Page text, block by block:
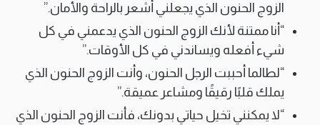
الزوج الحنون الذي يجعلني أشعر بالراحة والأمان.”
“أنا ممتنة لأنك الزوج الحنون الذي يدعمني في كل
شيء أفعله ويساندني في كل الأوقات.”
“لطالما أحببت الرجل الحنون، وأنت الزوج الحنون الذي
يملك قلبًا رقيقًا ومشاعر عميقة.”
“لا يمكنني تخيل حياتي بدونك، فأنت الزوج الحنون الذي